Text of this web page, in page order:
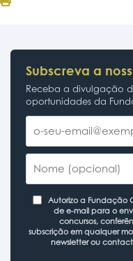
Subscreva a
Receba a divulgação
oportunidades da
Autorizo a Fundação
de e-mail para o
concursos,
subscrição em qualquer
newsletter ou